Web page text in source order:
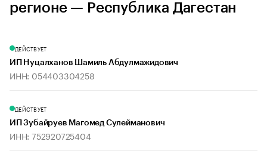
регионе — Республика Дагестан
ДЕЙСТВУЕТ
ИП Нуцалханов Шамиль Абдулмажидович
ИНН: 054403304258
ДЕЙСТВУЕТ
ИП Зубайруев Магомед Сулейманович
ИНН: 752920725404